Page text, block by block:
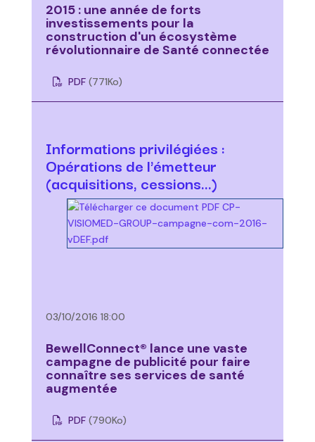
2015 : une année de forts
investissements pour la
construction d'un écosystème
révolutionnaire de Santé connectée
PDF (771Ko)
Informations privilégiées :
Opérations de l'émetteur
(acquisitions, cessions…)
03/10/2016 18:00
BewellConnect® lance une vaste
campagne de publicité pour faire
connaître ses services de santé
augmentée
PDF (790Ko)